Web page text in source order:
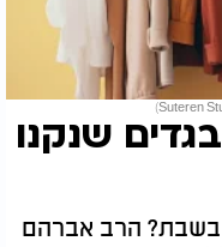
שנקנו
בשבת? הרב אברהם